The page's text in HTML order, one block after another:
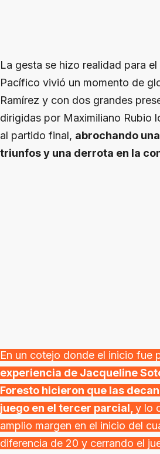
La gesta se hizo realidad para
Pacífico vivió un momento de
Ramírez y con dos grandes
dirigidas por Maximiliano Rubio
al partido final, abrochando
triunfos y una derrota en la
En un cotejo donde el inicio fue
experiencia de Jacqueline
Foresto hicieron que las
juego en el tercer parcial,y lo
amplio margen en el inicio del
diferencia de 20 y cerrando el